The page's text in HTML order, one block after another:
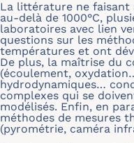
La littérature ne faisant
au-delà de 1000°C,
laboratoires avec lien
questions sur les
températures et ont
De plus, la maîtrise du
(écoulement,
hydrodynamiques…
complexes qui se
modélisés. Enfin, en
méthodes de mesures
(pyrométrie, caméra